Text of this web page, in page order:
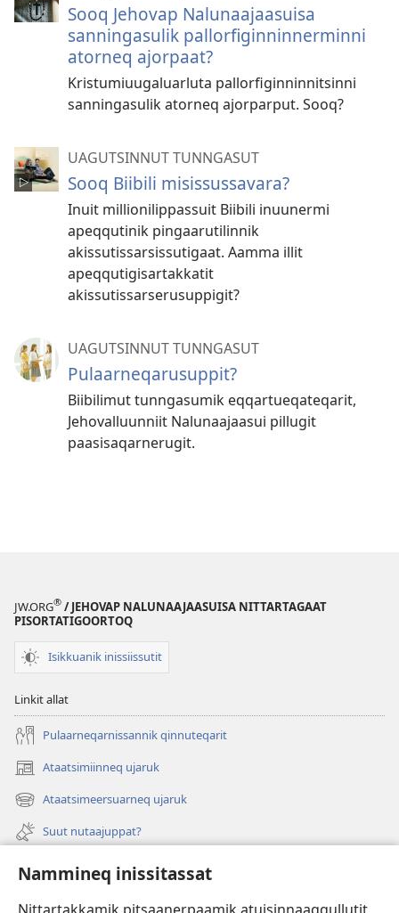
Nammineq inissitassat
Sooq Jehovap Nalunaajaasuisa
sanningasulik pallorfiginninnerminni
atorneq ajorpaat?
Kristumiuugaluarluta pallorfiginninnitsinni
sanningasulik atorneq ajorparput. Sooq?
UAGUTSINNUT TUNNGASUT
Sooq Biibili misissussavara?
Inuit millionilippassuit Biibili inuunermi
apeqqutinik pingaarutilinnik
akissutissarsissutigaat. Aamma illit
apeqqutigisartakkatit
akissutissarserusuppigit?
UAGUTSINNUT TUNNGASUT
Pulaarneqarusuppit?
Biibilimut tunngasumik eqqar­tueqateqarit,
Jehovalluunniit Nalunaajaasui pillugit
paasisaqarnerugit.
JW.ORG® / JEHOVAP NALUNAAJAASUISA NITTARTAGAAT
PISORTATIGOORTOQ
Isikkuanik inissiissutit
Linkit allat
Pulaarneqarnissannik qinnuteqarit
Ataatsimiinneq ujaruk
(opens
new
window)
Ataatsimeersuarneq ujaruk
(opens
new
window)
Suut nutaajuppat?
Isiginnaagassiat